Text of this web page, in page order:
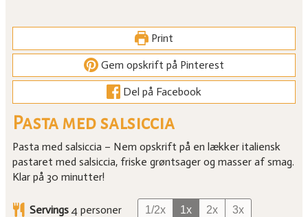
Print
Gem opskrift på Pinterest
Del på Facebook
Pasta med salsiccia
Pasta med salsiccia – Nem opskrift på en lækker italiensk
pastaret med salsiccia, friske grøntsager og masser af smag.
Klar på 30 minutter!
Servings 4 personer 1/2x 1x 2x 3x